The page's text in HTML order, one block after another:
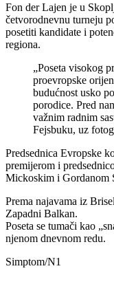
Fon der Lajen je u
četvorodnevnu turneju
posetiti kandidate i
regiona.
„Poseta visokog
proevropske
budućnost usko
porodice. Pred
važnim radnim
Fejsbuku, uz
Predsednica Evropske
premijerom i
Mickoskim i Gordanom
Prema najavama iz
Zapadni Balkan.
Poseta se tumači kao
njenom dnevnom redu.
Simptom/N1